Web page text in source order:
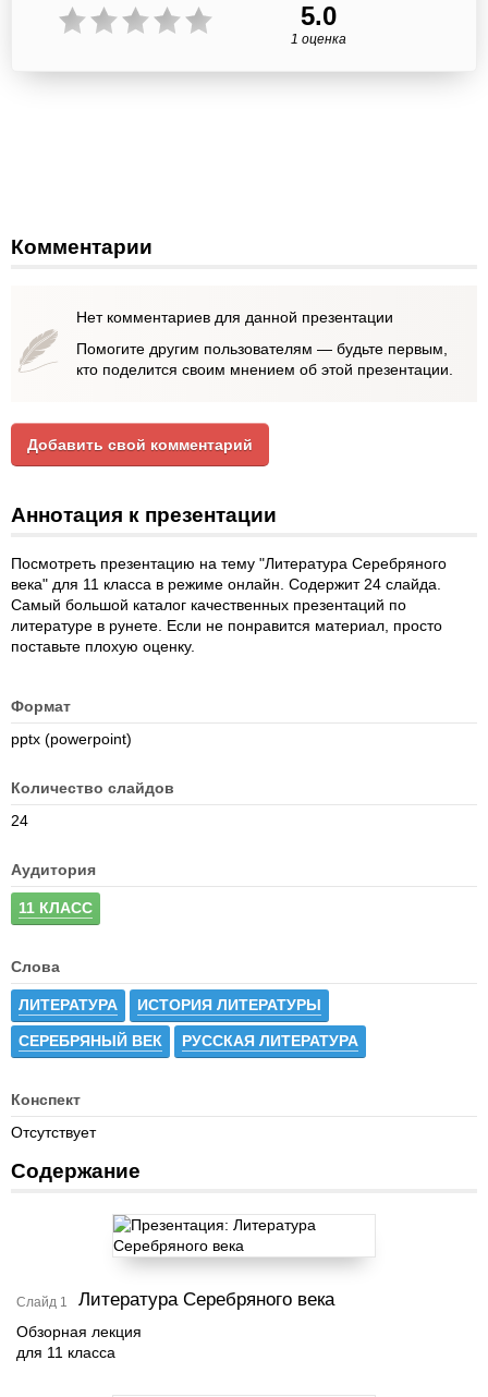
5.0
1 оценка
Комментарии
Нет комментариев для данной презентации
Помогите другим пользователям — будьте первым,
кто поделится своим мнением об этой презентации.
Добавить свой комментарий
Аннотация к презентации
Посмотреть презентацию на тему "Литература Серебряного
века" для 11 класса в режиме онлайн. Содержит 24 слайда.
Самый большой каталог качественных презентаций по
литературе в рунете. Если не понравится материал, просто
поставьте плохую оценку.
Формат
pptx (powerpoint)
Количество слайдов
24
Аудитория
11 КЛАСС
Слова
ЛИТЕРАТУРА ИСТОРИЯ ЛИТЕРАТУРЫ
СЕРЕБРЯНЫЙ ВЕК РУССКАЯ ЛИТЕРАТУРА
Конспект
Отсутствует
Содержание
Слайд 1 Литература Серебряного века
Обзорная лекция
для 11 класса